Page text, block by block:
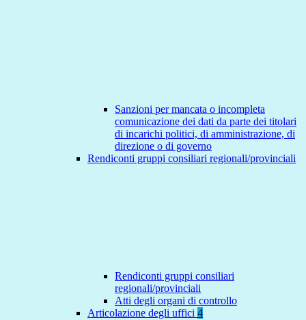
Sanzioni per mancata o incompleta
comunicazione dei dati da parte dei titolari
di incarichi politici, di amministrazione, di
direzione o di governo
Rendiconti gruppi consiliari regionali/provinciali
Rendiconti gruppi consiliari
regionali/provinciali
Atti degli organi di controllo
Articolazione degli uffici 4